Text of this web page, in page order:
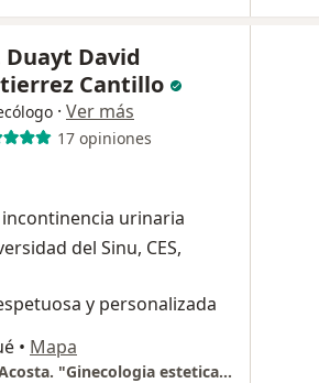
Duayt David
Cantillo
· Ver más
17 opiniones
urinaria
del Sinu, CES,
y personalizada
• Mapa
Consultorio Gutierrez Acosta. "Ginecologia estetica, regenrativa y funcional"